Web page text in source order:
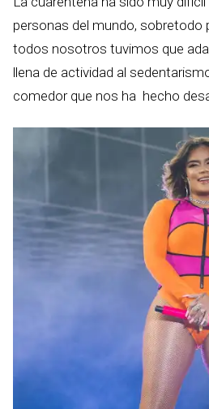
personas del mundo, sobretodo
todos nosotros tuvimos que
llena de actividad al
comedor que nos ha hecho